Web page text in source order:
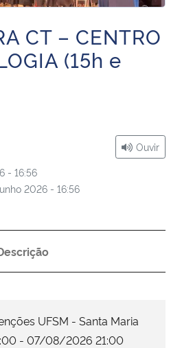
CT – CENTRO
(15h e
- 16:56
2026 - 16:56
Ouvir
UFSM - Santa Maria
- 07/08/2026 21:00